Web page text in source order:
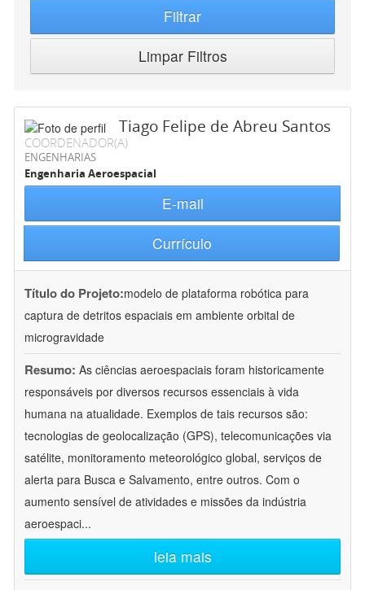
Filtrar
Limpar Filtros
Tiago Felipe de Abreu Santos
COORDENADOR(A)
ENGENHARIAS
Engenharia Aeroespacial
E-mail
Currículo
Título do Projeto:modelo de plataforma robótica para
captura de detritos espaciais em ambiente orbital de
microgravidade
Resumo: As ciências aeroespaciais foram historicamente
responsáveis por diversos recursos essenciais à vida
humana na atualidade. Exemplos de tais recursos são:
tecnologias de geolocalização (GPS), telecomunicações via
satélite, monitoramento meteorológico global, serviços de
alerta para Busca e Salvamento, entre outros. Com o
aumento sensível de atividades e missões da indústria
aeroespaci...
leia mais